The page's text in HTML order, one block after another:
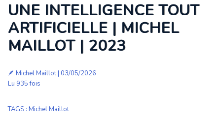
UNE INTELLIGENCE TOUT
ARTIFICIELLE | MICHEL
MAILLOT | 2023
🪶 Michel Maillot| 03/05/2026
Lu 935 fois
TAGS : Michel Maillot